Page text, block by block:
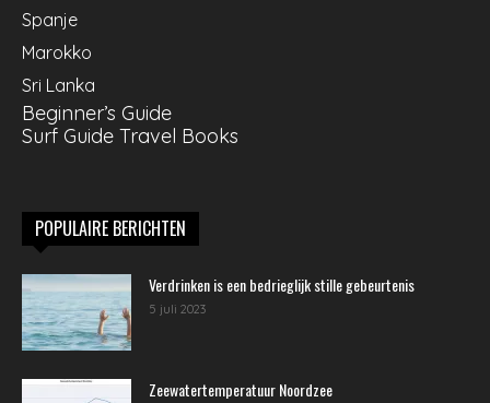
Spanje
Marokko
Sri Lanka
Beginner’s Guide
Surf Guide Travel Books
POPULAIRE BERICHTEN
Verdrinken is een bedrieglijk stille gebeurtenis
5 juli 2023
Zeewatertemperatuur Noordzee